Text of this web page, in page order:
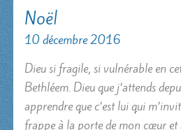
Noël
10 décembre 2016
Dieu si fragile, si vulnérable en
Bethléem. Dieu que j’attends
apprendre que c’est lui qui
frappe à la porte de mon cœur et